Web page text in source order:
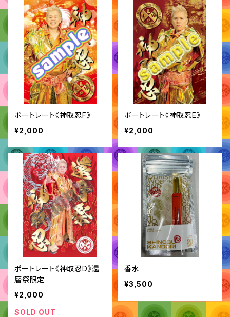
ポートレート《神取忍F》
¥2,000
ポートレート《神取忍E》
¥2,000
ポートレート《神取忍D》還
暦祭限定
¥2,000
SOLD OUT
香水
¥3,500